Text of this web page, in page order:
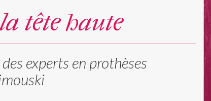
tête haute
experts en prothèses